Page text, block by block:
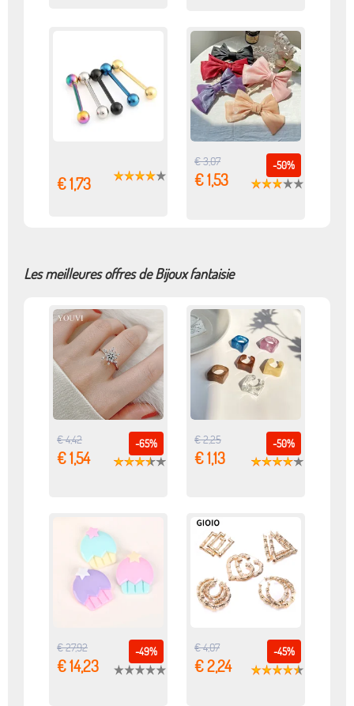
€ 1,73
-50%
€ 3,07
€ 1,53
Les meilleures offres de Bijoux fantaisie
-65%
€ 4,42
€ 1,54
-50%
€ 2,25
€ 1,13
-49%
€ 27,92
€ 14,23
-45%
€ 4,07
€ 2,24